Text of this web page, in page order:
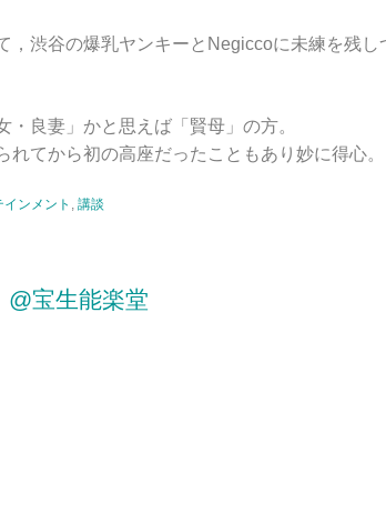
，渋谷の爆乳ヤンキーとNegiccoに未練を残
・良妻」かと思えば「賢母」の方。
れてから初の高座だったこともあり妙に得心。
ンメント , 講談
@宝生能楽堂